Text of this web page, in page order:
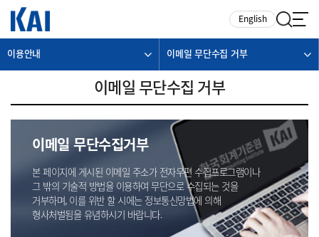
English
이용안내 이메일 무단수집 거부
이메일 무단수집 거부
이메일 무단수집거부
본 페이지에 게시된 이메일 주소가 전자우편 수집프로그램이나
그 밖의 기술적 방법을 이용하여 무단으로 수집되는 것을
거부하며, 이를 위반 할 시에는 정보통신망법에 의해
형사처벌됨을 유념하시기 바랍니다.